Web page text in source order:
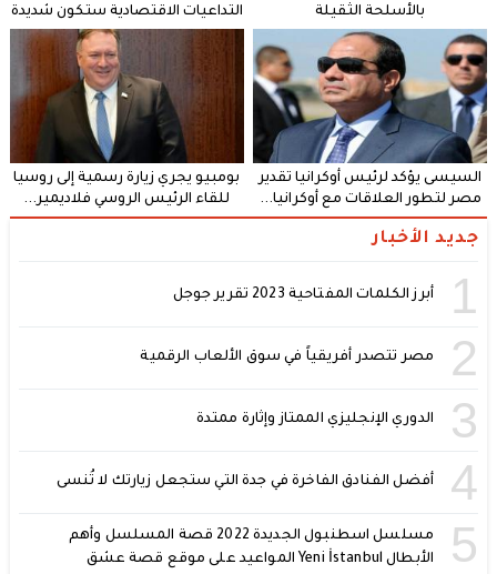
بالأسلحة الثقيلة
التداعيات الاقتصادية ستكون شديدة
السيسى يؤكد لرئيس أوكرانيا تقدير
مصر لتطور العلاقات مع أوكرانيا...
بومبيو يجري زيارة رسمية إلى روسيا
للقاء الرئيس الروسي فلاديمير...
جديد الأخبار
1 أبرز الكلمات المفتاحية 2023 تقرير جوجل
2 مصر تتصدر أفريقياً في سوق الألعاب الرقمية
3 الدوري الإنجليزي الممتاز وإثارة ممتدة
4 أفضل الفنادق الفاخرة في جدة التي ستجعل زيارتك لا تُنسى
5
مسلسل اسطنبول الجديدة 2022 قصة المسلسل وأهم
الأبطال Yeni İstanbul المواعيد على موقع قصة عشق